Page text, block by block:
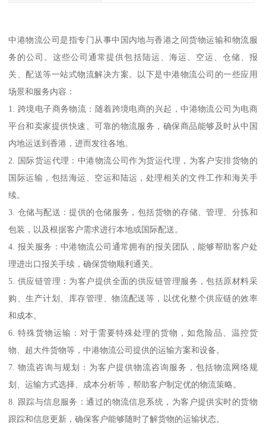
中港物流公司是指专门从事中国内地与香港之间货物运输和物流服
务的公司。这些公司通常提供包括陆运、海运、空运、仓储、报
关、配送等一站式物流解决方案。以下是中港物流公司的一些应用
场景和服务内容：
1. 跨境电子商务物流：随着跨境电商的兴起，中港物流公司为电商
平台和卖家提供快速、可靠的物流服务，确保商品能够及时从中国
内地运送到香港，进而发往各地。
2. 国际货运代理：中港物流公司作为货运代理，为客户安排货物的
国际运输，包括海运、空运和陆运，处理相关的文件工作和海关手
续。
3. 仓储与配送：提供的仓储服务，包括货物的存储、管理、分拣和
包装，以及根据客户需求进行本地或国际配送。
4. 报关服务：中港物流公司通常拥有的报关团队，能够帮助客户处
理进出口报关手续，确保货物顺利通关。
5. 供应链管理：为客户提供全面的供应链管理服务，包括原材料采
购、生产计划、库存管理、物流配送等，以优化整个供应链的效率
和成本。
6. 特殊货物运输：对于需要特殊处理的货物，如危险品、温控货
物、超大件货物等，中港物流公司提供的运输方案和设备。
7. 物流咨询与规划：为客户提供物流咨询服务，包括物流网络规
划、运输方式选择、成本分析等，帮助客户制定优的物流策略。
8. 跟踪与信息服务：通过的物流信息系统，为客户提供实时的货物
跟踪和信息更新，确保客户能够随时了解货物的运输状态。